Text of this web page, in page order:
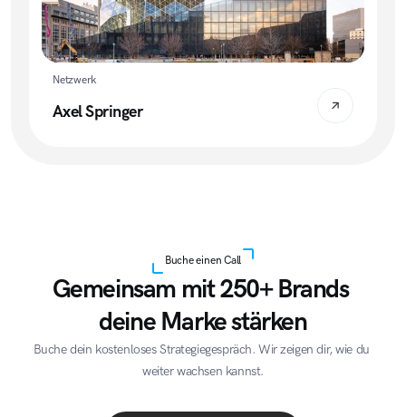
Netzwerk
Axel Springer
Buche einen Call
Gemeinsam mit 250+ Brands
deine Marke stärken
Buche dein kostenloses Strategiegespräch. Wir zeigen dir, wie du
weiter wachsen kannst.